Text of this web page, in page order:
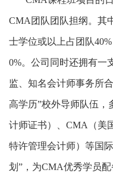
CMA团队团队担纲。其
士学位或以上占团队
0%。公司同时还拥有一
监、知名会计师事务所
高学历”校外导师队伍，
计师证书）、CMA（美
特许管理会计师）等国
划”，为CMA优秀学员